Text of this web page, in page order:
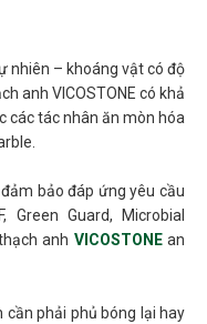
nhiên – khoáng vật có độ
anh VICOSTONE có khả
các tác nhân ăn mòn hóa
bảo đáp ứng yêu cầu
Guard, Microbial
anh VICOSTONE an
cần phải phủ bóng lại hay